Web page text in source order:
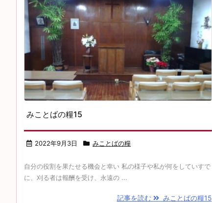
みことばの糧15
2022年9月3日 みことばの糧
自分の役割を果たせる機会と幸い 私の様子や私が何をしていすで
に、刈る者は報酬を受け、永遠の ...
記事を読む みことばの糧15